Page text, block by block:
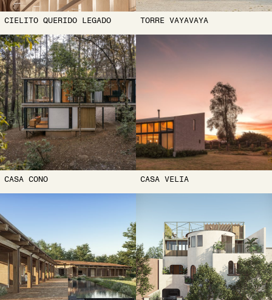
CIELITO QUERIDO LEGADO TORRE VAYAVAYA
CASA CONO CASA VELIA